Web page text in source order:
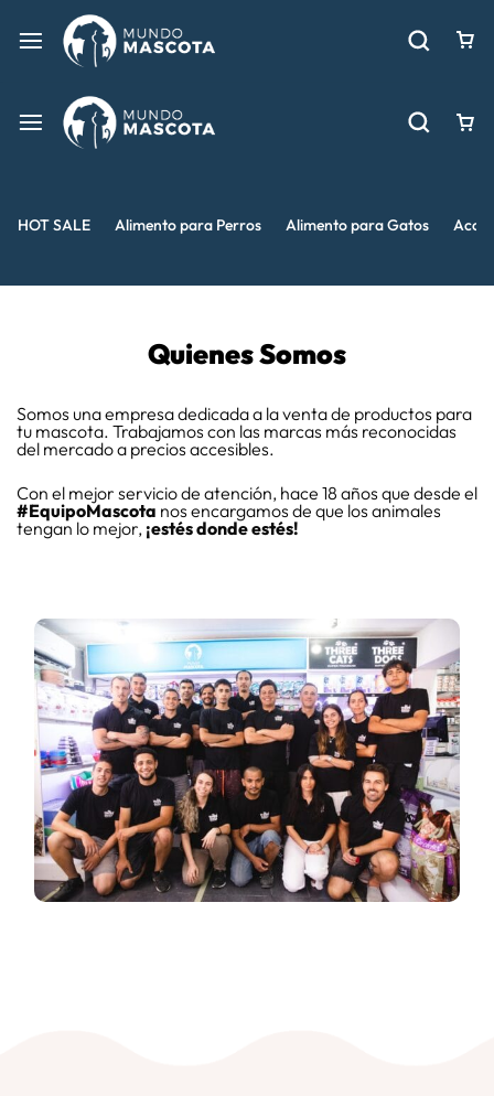
HOT SALE Alimento para Perros Alimento para Gatos
Quienes Somos
Somos una empresa dedicada a la venta de productos para
tu mascota. Trabajamos con las marcas más reconocidas
del mercado a precios accesibles.
Con el mejor servicio de atención, hace 18 años que desde el
#EquipoMascota nos encargamos de que los animales
tengan lo mejor,¡estés donde estés!